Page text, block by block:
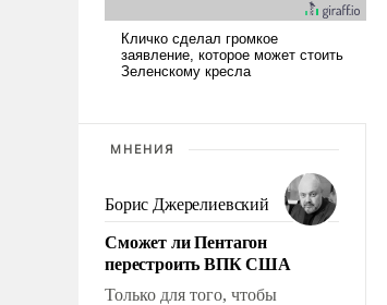
МНЕНИЯ
Борис Джерелиевский
Сможет ли Пентагон
перестроить ВПК США
Только для того, чтобы